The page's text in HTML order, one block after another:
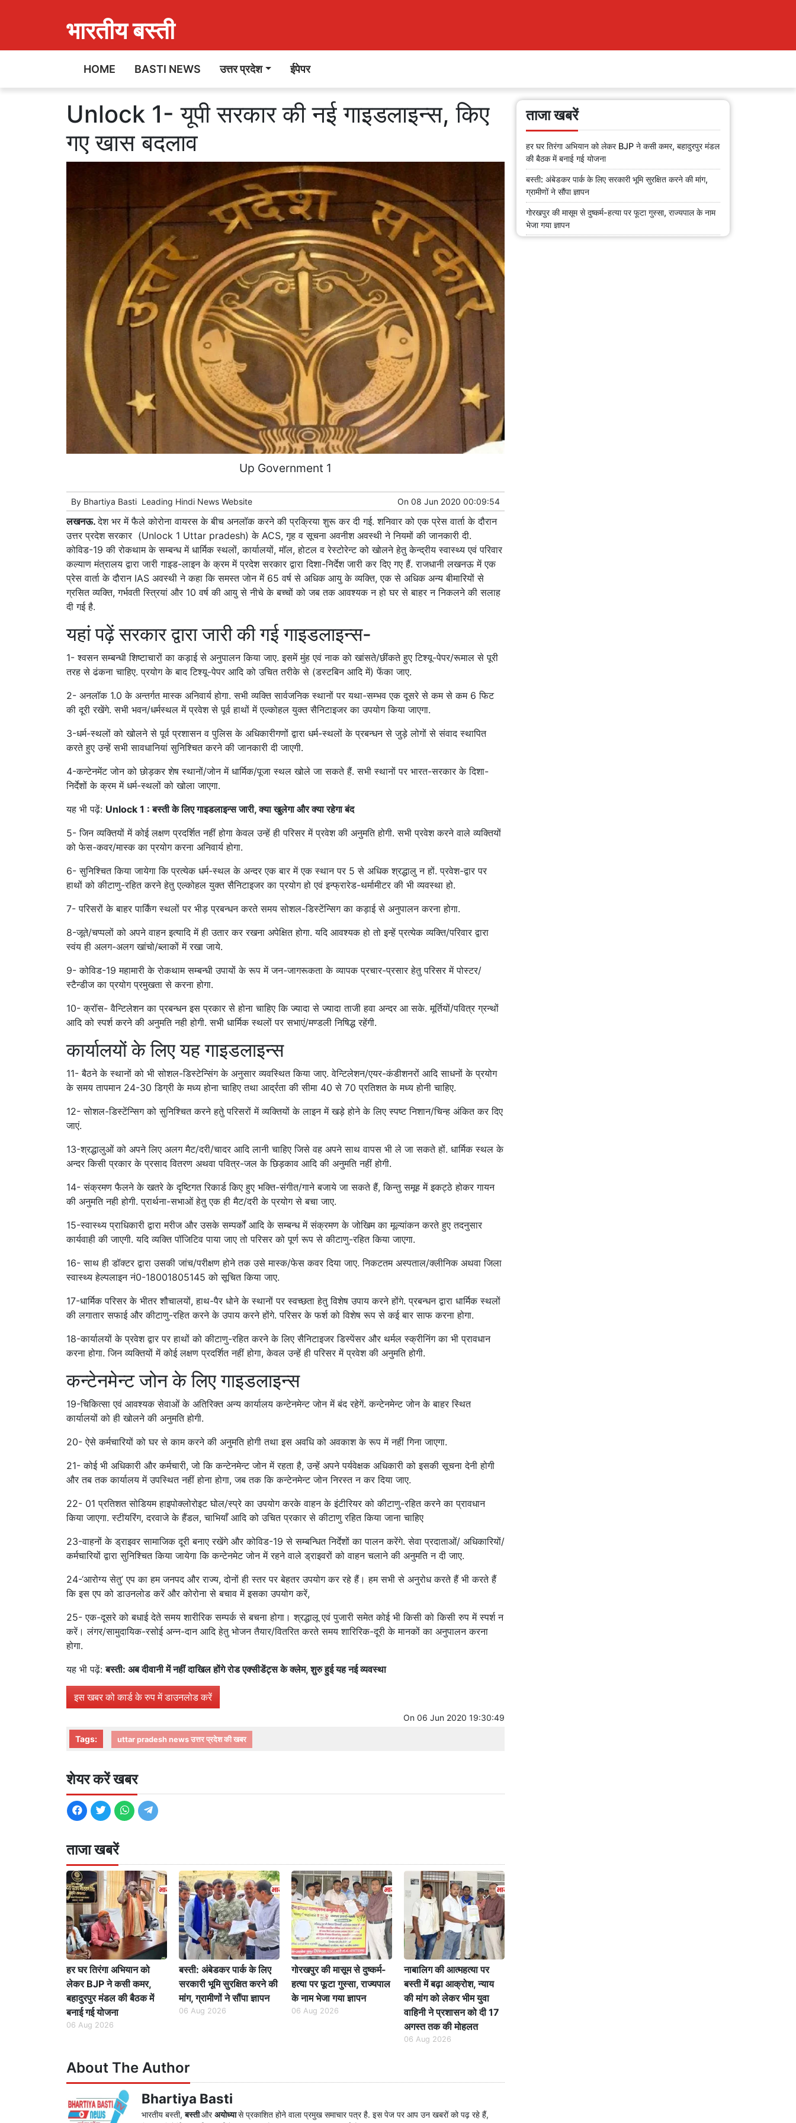
भारतीय बस्ती
HOME BASTI NEWS उत्तर प्रदेश ईपेपर
Unlock 1- यूपी सरकार की नई गाइडलाइन्स, किए
गए खास बदलाव
Up Government 1
By Bhartiya Basti Leading Hindi News Website On 08 Jun 2020 00:09:54
लखनऊ.देश भर में फैले कोरोना वायरस के बीच अनलॉक करने की प्रक्रिया शुरू कर दी गई. शनिवार को एक प्रेस वार्ता के दौरान
उत्तर प्रदेश सरकार (Unlock 1 Uttar pradesh) के ACS, गृह व सूचना अवनीश अवस्थी ने नियमों की जानकारी दी.
कोविड-19 की रोकथाम के सम्बन्ध में धार्मिक स्थलों, कार्यालयों, मॉल, होटल व रेस्टोरेन्ट को खोलने हेतु केन्द्रीय स्वास्थ्य एवं परिवार
कल्याण मंत्रालय द्वारा जारी गाइड-लाइन के क्रम में प्रदेश सरकार द्वारा दिशा-निर्देश जारी कर दिए गए हैं. राजधानी लखनऊ में एक
प्रेस वार्ता के दौरान IAS अवस्थी ने कहा कि समस्त जोन में 65 वर्ष से अधिक आयु के व्यक्ति, एक से अधिक अन्य बीमारियों से
ग्रसित व्यक्ति, गर्भवती स्त्रियां और 10 वर्ष की आयु से नीचे के बच्चों को जब तक आवश्यक न हो घर से बाहर न निकलने की सलाह
दी गई है.
यहां पढ़ें सरकार द्वारा जारी की गई गाइडलाइन्स-
1- श्वसन सम्बन्धी शिष्टाचारों का कड़ाई से अनुपालन किया जाए. इसमें मुंह एवं नाक को खांसते/छींकते हुए टिश्यू-पेपर/रूमाल से पूरी
तरह से ढंकना चाहिए. प्रयोग के बाद टिश्यू-पेपर आदि को उचित तरीके से (डस्टबिन आदि में) फेंका जाए.
2- अनलाॅक 1.0 के अन्तर्गत मास्क अनिवार्य होगा. सभी व्यक्ति सार्वजनिक स्थानों पर यथा-सम्भव एक दूसरे से कम से कम 6 फिट
की दूरी रखेंगे. सभी भवन/धर्मस्थल में प्रवेश से पूर्व हाथों में एल्कोहल युक्त सैनिटाइजर का उपयोग किया जाएगा.
3-धर्म-स्थलों को खोलने से पूर्व प्रशासन व पुलिस के अधिकारीगणों द्वारा धर्म-स्थलों के प्रबन्धन से जुड़े लोगों से संवाद स्थापित
करते हुए उन्हें सभी सावधानियां सुनिश्चित करने की जानकारी दी जाएगी.
4-कन्टेनमेंट जोन को छोड़कर शेष स्थानों/जोन में धार्मिक/पूजा स्थल खोले जा सकते हैं. सभी स्थानों पर भारत-सरकार के दिशा-
निर्देशों के क्रम में धर्म-स्थलों को खोला जाएगा.
यह भी पढ़ें: Unlock 1 : बस्ती के लिए गाइडलाइन्स जारी, क्या खुलेगा और क्या रहेगा बंद
5- जिन व्यक्तियों में कोई लक्षण प्रदर्शित नहीं होगा केवल उन्हें ही परिसर में प्रवेश की अनुमति होगी. सभी प्रवेश करने वाले व्यक्तियों
को फेस-कवर/मास्क का प्रयोग करना अनिवार्य होगा.
6- सुनिश्चित किया जायेगा कि प्रत्येक धर्म-स्थल के अन्दर एक बार में एक स्थान पर 5 से अधिक श्रद्धालु न हों. प्रवेश-द्वार पर
हाथों को कीटाणु-रहित करने हेतु एल्कोहल युक्त सैनिटाइजर का प्रयोग हो एवं इन्फ्रारेड-थर्मामीटर की भी व्यवस्था हो.
7- परिसरों के बाहर पार्किंग स्थलों पर भीड़ प्रबन्धन करते समय सोशल-डिस्टेंन्सिग का कड़ाई से अनुपालन करना होगा.
8-जूते/चप्पलों को अपने वाहन इत्यादि में ही उतार कर रखना अपेक्षित होगा. यदि आवश्यक हो तो इन्हें प्रत्येक व्यक्ति/परिवार द्वारा
स्वंय ही अलग-अलग खांचो/ब्लाकों में रखा जाये.
9- कोविड-19 महामारी के रोकथाम सम्बन्धी उपायों के रूप में जन-जागरूकता के व्यापक प्रचार-प्रसार हेतु परिसर में पोस्टर/
स्टैन्डीज का प्रयोग प्रमुखता से करना होगा.
10- क्रॉस- वैन्टिलेशन का प्रबन्धन इस प्रकार से होना चाहिए कि ज्यादा से ज्यादा ताजी हवा अन्दर आ सके. मूर्तियों/पवित्र ग्रन्थों
आदि को स्पर्श करने की अनुमति नही होगी. सभी धार्मिक स्थलों पर सभाएं/मण्डली निषिद्ध रहेंगी.
कार्यालयों के लिए यह गाइडलाइन्स
11- बैठने के स्थानों को भी सोशल-डिस्टेन्सिंग के अनुसार व्यवस्थित किया जाए. वेन्टिलेशन/एयर-कंडीशनरों आदि साधनों के प्रयोग
के समय तापमान 24-30 डिग्री के मध्य होना चाहिए तथा आर्द्रता की सीमा 40 से 70 प्रतिशत के मध्य होनी चाहिए.
12- सोशल-डिस्टेंन्सिग को सुनिश्चित करने हतेु परिसरों में व्यक्तियों के लाइन में खड़े होने के लिए स्पष्ट निशान/चिन्ह अंकित कर दिए
जाएं.
13-श्रद्धालुओं को अपने लिए अलग मैट/दरी/चादर आदि लानी चाहिए जिसे वह अपने साथ वापस भी ले जा सकते हों. धार्मिक स्थल के
अन्दर किसी प्रकार के प्रसाद वितरण अथवा पवित्र-जल के छिड़काव आदि की अनुमति नहीं होगी.
14- संक्रमण फैलने के खतरे के दृष्टिगत रिकार्ड किए हुए भक्ति-संगीत/गाने बजाये जा सकते हैं, किन्तु समूह में इकट्ठे होकर गायन
की अनुमति नही होगी. प्रार्थना-सभाओं हेतु एक ही मैट/दरी के प्रयोग से बचा जाए.
15-स्वास्थ्य प्राधिकारी द्वारा मरीज और उसके सम्पर्कों आदि के सम्बन्ध में संक्रमण के जोखिम का मूल्यांकन करते हुए तदनुसार
कार्यवाही की जाएगी. यदि व्यक्ति पॉजिटिव पाया जाए तो परिसर को पूर्ण रूप से कीटाणु-रहित किया जाएगा.
16- साथ ही डॉक्टर द्वारा उसकी जांच/परीक्षण होने तक उसे मास्क/फेस कवर दिया जाए. निकटतम अस्पताल/क्लीनिक अथवा जिला
स्वास्थ्य हेल्पलाइन नं0-18001805145 को सूचित किया जाए.
17-धार्मिक परिसर के भीतर शौचालयों, हाथ-पैर धोने के स्थानों पर स्वच्छता हेतु विशेष उपाय करने होंगे. प्रबन्धन द्वारा धार्मिक स्थलों
की लगातार सफाई और कीटाणु-रहित करने के उपाय करने होंगे. परिसर के फर्श को विशेष रूप से कई बार साफ करना होगा.
18-कार्यालयों के प्रवेश द्वार पर हाथों को कीटाणु-रहित करने के लिए सैनिटाइजर डिस्पेंसर और थर्मल स्क्रीनिंग का भी प्रावधान
करना होगा. जिन व्यक्तियों में कोई लक्षण प्रदर्शित नहीं होगा, केवल उन्हें ही परिसर में प्रवेश की अनुमति होगी.
कन्टेनमेन्ट जोन के लिए गाइडलाइन्स
19-चिकित्सा एवं आवश्यक सेवाओं के अतिरिक्त अन्य कार्यालय कन्टेनमेन्ट जोन में बंद रहेगें. कन्टेनमेन्ट जोन के बाहर स्थित
कार्यालयों को ही खोलने की अनुमति होगी.
20- ऐसे कर्मचारियों को घर से काम करने की अनुमति होगी तथा इस अवधि को अवकाश के रूप में नहीं गिना जाएगा.
21- कोई भी अधिकारी और कर्मचारी, जो कि कन्टेनमेन्ट जोन में रहता है, उन्हें अपने पर्यवेक्षक अधिकारी को इसकी सूचना देनी होगी
और तब तक कार्यालय में उपस्थित नहीं होना होगा, जब तक कि कन्टेनमेन्ट जोन निरस्त न कर दिया जाए.
22- 01 प्रतिशत सोडियम हाइपोक्लोरोइट घोल/स्प्रे का उपयोग करके वाहन के इंटीरियर को कीटाणु-रहित करने का प्रावधान
किया जाएगा. स्टीयरिंग, दरवाजे के हैंडल, चाभियाँ आदि को उचित प्रकार से कीटाणु रहित किया जाना चाहिए
23-वाहनों के ड्राइवर सामाजिक दूरी बनाए रखेंगे और कोविड-19 से सम्बन्धित निर्देशों का पालन करेंगे. सेवा प्रदाताओं/ अधिकारियों/
कर्मचारियों द्वारा सुनिश्चित किया जायेगा कि कन्टेनमेट जोन में रहने वाले ड्राइवरों को वाहन चलाने की अनुमति न दी जाए.
24-‘आरोग्य सेतु’ एप का हम जनपद और राज्य, दोनों ही स्तर पर बेहतर उपयोग कर रहे हैं। हम सभी से अनुरोध करते हैं भी करते हैं
कि इस एप को डाउनलोड करें और कोरोना से बचाव में इसका उपयोग करें,
25- एक-दूसरे को बधाई देते समय शारीरिक सम्पर्क से बचना होगा। श्रद्धालू एवं पुजारी समेत कोई भी किसी को किसी रुप में स्पर्श न
करें। लंगर/सामुदायिक-रसोई अन्न-दान आदि हेतु भोजन तैयार/वितरित करते समय शारिरिक-दूरी के मानकों का अनुपालन करना
होगा.
यह भी पढ़ें:बस्ती: अब दीवानी में नहीं दाखिल होंगे रोड एक्सीडेंट्स के क्लेम, शुरु हुई यह नई व्यवस्था
इस खबर को कार्ड के रुप में डाउनलोड करें
On 06 Jun 2020 19:30:49
Tags: uttar pradesh news उत्तर प्रदेश की खबर
शेयर करें खबर
ताजा खबरें
हर घर तिरंगा अभियान को
लेकर BJP ने कसी कमर,
बहादुरपुर मंडल की बैठक में
बनाई गई योजना
06 Aug 2026
बस्ती: अंबेडकर पार्क के लिए
सरकारी भूमि सुरक्षित करने की
मांग, ग्रामीणों ने सौंपा ज्ञापन
06 Aug 2026
गोरखपुर की मासूम से दुष्कर्म-
हत्या पर फूटा गुस्सा, राज्यपाल
के नाम भेजा गया ज्ञापन
06 Aug 2026
नाबालिग की आत्महत्या पर
बस्ती में बढ़ा आक्रोश, न्याय
की मांग को लेकर भीम युवा
वाहिनी ने प्रशासन को दी 17
अगस्त तक की मोहलत
06 Aug 2026
About The Author
Bhartiya Basti
भारतीय बस्ती,बस्तीऔरअयोध्यासे प्रकाशित होने वाला प्रमुख समाचार पत्र है. इस पेज पर आप उन खबरों को पढ़ रहे हैं,
ताजा खबरें
हर घर तिरंगा अभियान को लेकर BJP ने कसी कमर, बहादुरपुर मंडल
की बैठक में बनाई गई योजना
बस्ती: अंबेडकर पार्क के लिए सरकारी भूमि सुरक्षित करने की मांग,
ग्रामीणों ने सौंपा ज्ञापन
गोरखपुर की मासूम से दुष्कर्म-हत्या पर फूटा गुस्सा, राज्यपाल के नाम
भेजा गया ज्ञापन